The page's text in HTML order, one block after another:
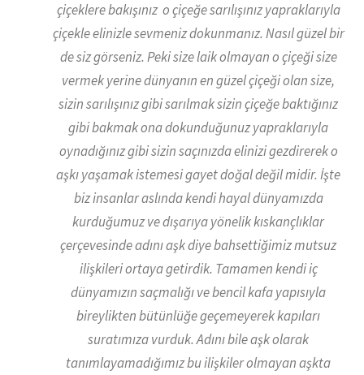
çiçeklere bakışınız o çiçeğe sarılışınız yapraklarıyla
çiçekle elinizle sevmeniz dokunmanız. Nasıl güzel bir
de siz görseniz. Peki size laik olmayan o çiçeği size
vermek yerine dünyanın en güzel çiçeği olan size,
sizin sarılışınız gibi sarılmak sizin çiçeğe baktığınız
gibi bakmak ona dokunduğunuz yapraklarıyla
oynadığınız gibi sizin saçınızda elinizi gezdirerek o
aşkı yaşamak istemesi gayet doğal değil midir. İşte
biz insanlar aslında kendi hayal dünyamızda
kurduğumuz ve dışarıya yönelik kıskançlıklar
çerçevesinde adını aşk diye bahsettiğimiz mutsuz
ilişkileri ortaya getirdik. Tamamen kendi iç
dünyamızın saçmalığı ve bencil kafa yapısıyla
bireylikten bütünlüğe geçemeyerek kapıları
suratımıza vurduk. Adını bile aşk olarak
tanımlayamadığımız bu ilişkiler olmayan aşkta